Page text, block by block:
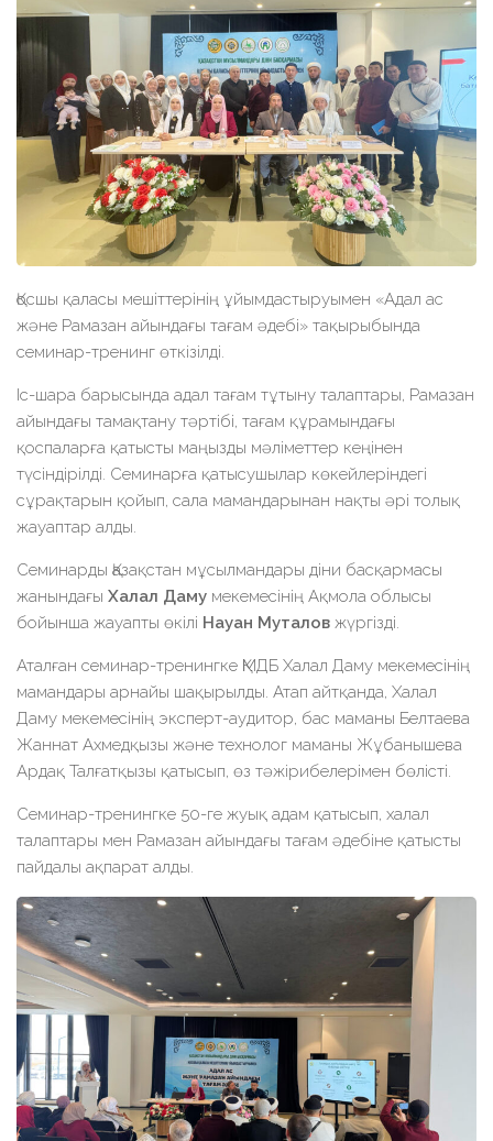
Қосшы қаласы мешіттерінің ұйымдастыруымен «Адал ас
және Рамазан айындағы тағам әдебі» тақырыбында
семинар-тренинг өткізілді.
Іс-шара барысында адал тағам тұтыну талаптары, Рамазан
айындағы тамақтану тәртібі, тағам құрамындағы
қоспаларға қатысты маңызды мәліметтер кеңінен
түсіндірілді. Семинарға қатысушылар көкейлеріндегі
сұрақтарын қойып, сала мамандарынан нақты әрі толық
жауаптар алды.
Семинарды Қазақстан мұсылмандары діни басқармасы
жанындағы Халал Даму мекемесінің Ақмола облысы
бойынша жауапты өкілі Науан Муталов жүргізді.
Аталған семинар-тренингке ҚМДБ Халал Даму мекемесінің
мамандары арнайы шақырылды. Атап айтқанда, Халал
Даму мекемесінің эксперт-аудитор, бас маманы Белтаева
Жаннат Ахмедқызы және технолог маманы Жұбанышева
Ардақ Талғатқызы қатысып, өз тәжірибелерімен бөлісті.
Семинар-тренингке 50-ге жуық адам қатысып, халал
талаптары мен Рамазан айындағы тағам әдебіне қатысты
пайдалы ақпарат алды.